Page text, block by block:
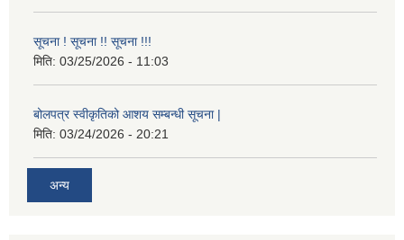
सूचना ! सूचना !! सूचना !!!
मिति: 03/25/2026 - 11:03
बोलपत्र स्वीकृतिको आशय सम्बन्धी सूचना |
मिति: 03/24/2026 - 20:21
अन्य